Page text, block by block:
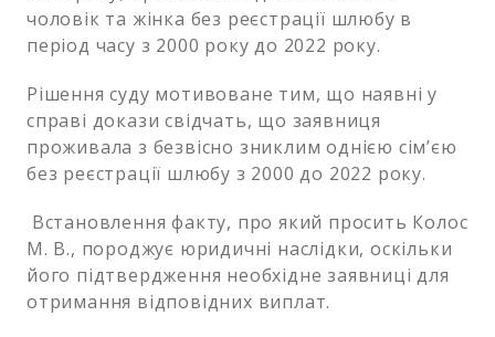
чоловік та жінка без реєстрації шлюбу в
період часу з 2000 року до 2022 року.
Рішення суду мотивоване тим, що наявні у
справі докази свідчать, що заявниця
проживала з безвісно зниклим однією сім’єю
без реєстрації шлюбу з 2000 до 2022 року.
Встановлення факту, про який просить Колос
М. В., породжує юридичні наслідки, оскільки
його підтвердження необхідне заявниці для
отримання відповідних виплат.